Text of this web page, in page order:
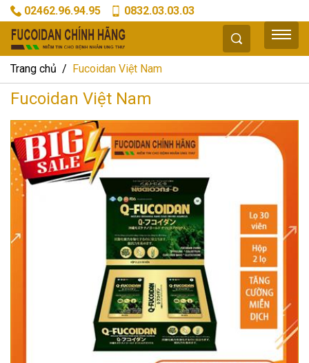
02462.96.94.95 0832.03.03.03
Trang chủ Fucoidan Việt Nam
Fucoidan Việt Nam